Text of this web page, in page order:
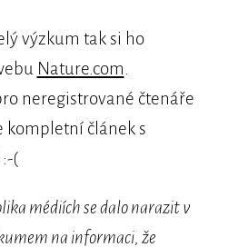
výzkum tak si ho
Nature.com
neregistrované čtenáře
kompletní článek s
(
médiích se dalo narazit v
na informaci, že